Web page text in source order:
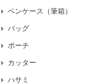
ペンケース（筆箱）
バッグ
ポーチ
カッター
ハサミ